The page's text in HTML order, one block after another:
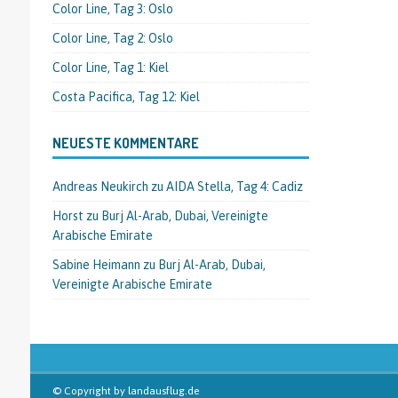
Color Line, Tag 3: Oslo
Color Line, Tag 2: Oslo
Color Line, Tag 1: Kiel
Costa Pacifica, Tag 12: Kiel
NEUESTE KOMMENTARE
Andreas Neukirch zu AIDA Stella, Tag 4: Cadiz
Horst zu Burj Al-Arab, Dubai, Vereinigte
Arabische Emirate
Sabine Heimann zu Burj Al-Arab, Dubai,
Vereinigte Arabische Emirate
© Copyright by landausflug.de